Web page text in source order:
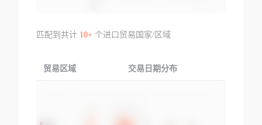
匹配到共计 10+个进口贸易国家/区域
贸易区域 交易日期分布